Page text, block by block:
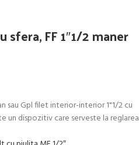
FF 1″1/2 maner
sau Gpl filet interior-interior 1"1/2 cu
un dispozitiv care serveste la reglarea